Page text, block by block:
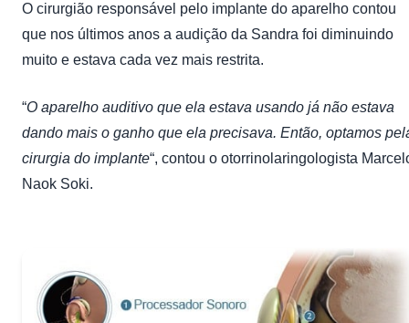
O cirurgião responsável pelo implante do aparelho contou
que nos últimos anos a audição da Sandra foi diminuindo
muito e estava cada vez mais restrita.
“O aparelho auditivo que ela estava usando já não estava
dando mais o ganho que ela precisava. Então, optamos
cirurgia do implante“, contou o otorrinolaringologista
Naok Soki.